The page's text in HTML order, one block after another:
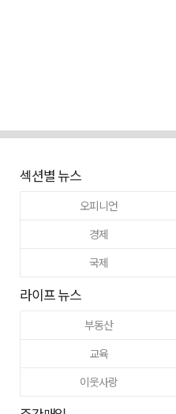
섹션별 뉴스
오피니언
경제
국제
라이프 뉴스
부동산
교육
이웃사랑